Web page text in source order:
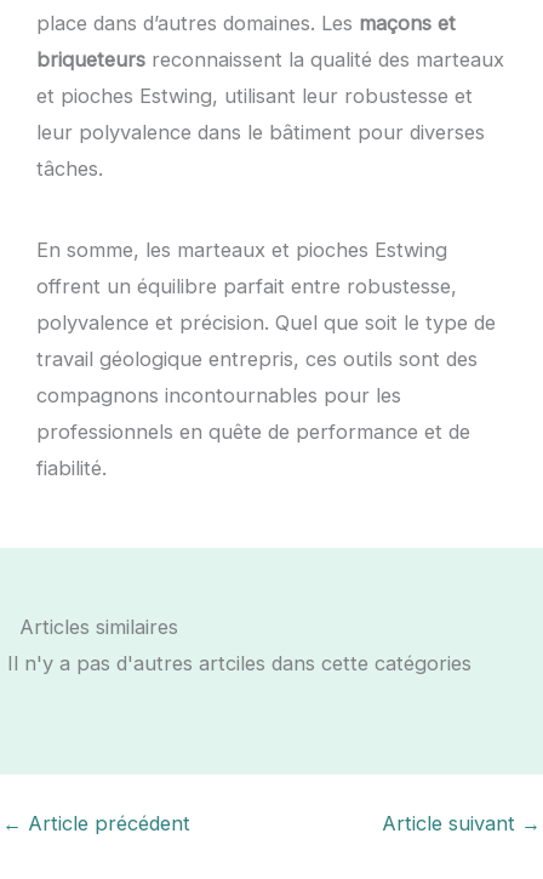
place dans d’autres domaines. Les maçons et
briqueteurs reconnaissent la qualité des marteaux
et pioches Estwing, utilisant leur robustesse et
leur polyvalence dans le bâtiment pour diverses
tâches.
En somme, les marteaux et pioches Estwing
offrent un équilibre parfait entre robustesse,
polyvalence et précision. Quel que soit le type de
travail géologique entrepris, ces outils sont des
compagnons incontournables pour les
professionnels en quête de performance et de
fiabilité.
Articles similaires
Il n'y a pas d'autres artciles dans cette catégories
← Article précédent Article suivant →